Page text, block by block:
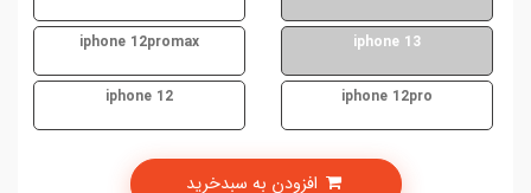
iphone 13
iphone 12promax
iphone 12pro
iphone 12